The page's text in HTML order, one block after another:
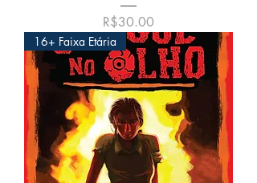
価格
R$30.00
16+ Faixa Etária